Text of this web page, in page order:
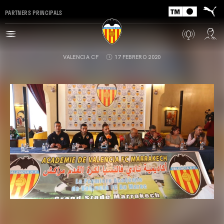
PARTNERS PRINCIPALS
VALENCIA CF 17 FEBRERO 2020